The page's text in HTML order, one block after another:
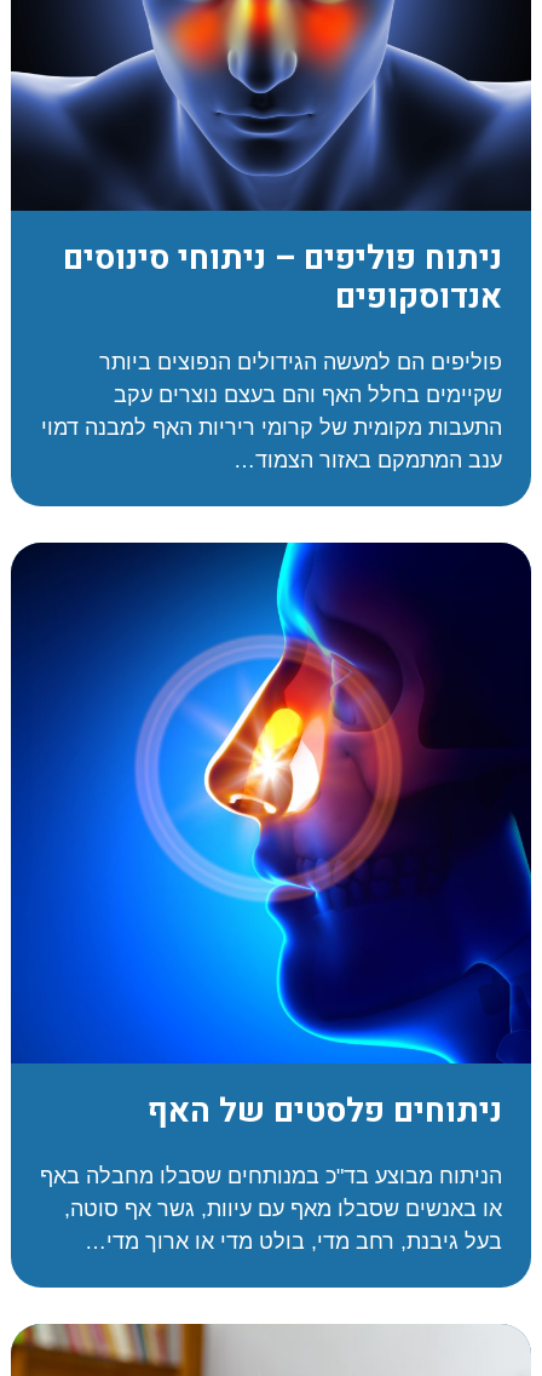
ניתוח פוליפים – ניתוחי סינוסים
אנדוסקופים
פוליפים הם למעשה הגידולים הנפוצים ביותר
שקיימים בחלל האף והם בעצם נוצרים עקב
התעבות מקומית של קרומי ריריות האף למבנה דמוי
ענב המתמקם באזור הצמוד…
ניתוחים פלסטים של האף
הניתוח מבוצע בד"כ במנותחים שסבלו מחבלה באף
או באנשים שסבלו מאף עם עיוות, גשר אף סוטה,
בעל גיבנת, רחב מדי, בולט מדי או ארוך מדי…